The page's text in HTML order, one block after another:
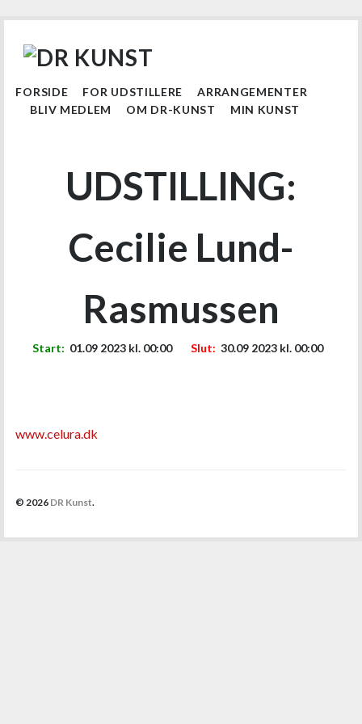
FORSIDE FOR UDSTILLERE
ARRANGEMENTER
BLIV MEDLEM
OM DR-KUNST MIN KUNST
UDSTILLING:
Cecilie Lund-
Rasmussen
Start: 01.09 2023 kl. 00:00 Slut: 30.09 2023 kl. 00:00
www.celura.dk
© 2026 DR Kunst.